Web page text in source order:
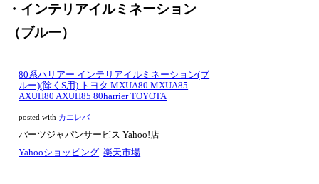
・インテリアイルミネーション
（ブルー）
80系ハリアー インテリアイルミネーション(ブ
ルー)(除くS用) トヨタ MXUA80 MXUA85
AXUH80 AXUH85 80harrier TOYOTA
posted with カエレバ
パーツジャパンサービス Yahoo!店
Yahooショッピング 楽天市場